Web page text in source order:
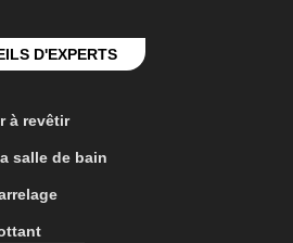
D'EXPERTS
à revêtir
salle de bain